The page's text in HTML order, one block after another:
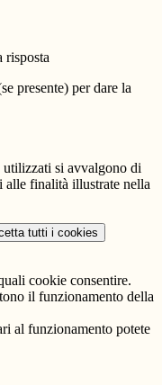
risposta
presente) per dare la
utilizzati si avvalgono di
alle finalità illustrate nella
tutti i cookies
cookie consentire.
il funzionamento della
al funzionamento potete